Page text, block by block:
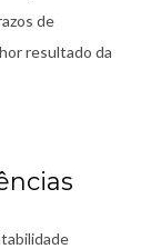
de
resultado da